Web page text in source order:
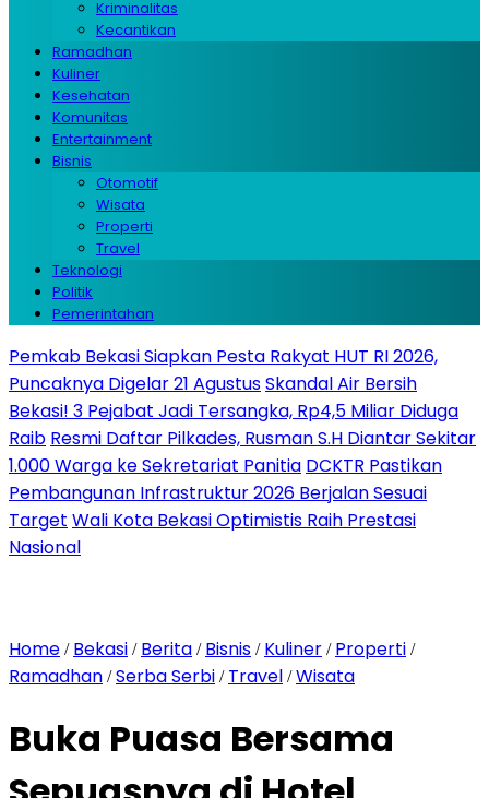
Kriminalitas
Kecantikan
Ramadhan
Kuliner
Kesehatan
Komunitas
Entertainment
Bisnis
Otomotif
Wisata
Properti
Travel
Teknologi
Politik
Pemerintahan
Pemkab Bekasi Siapkan Pesta Rakyat HUT RI 2026,
Puncaknya Digelar 21 AgustusSkandal Air Bersih
Bekasi! 3 Pejabat Jadi Tersangka, Rp4,5 Miliar Diduga
Raib Resmi Daftar Pilkades, Rusman S.H Diantar Sekitar
1.000 Warga ke Sekretariat Panitia DCKTR Pastikan
Pembangunan Infrastruktur 2026 Berjalan Sesuai
Target Wali Kota Bekasi Optimistis Raih Prestasi
Nasional
Home / Bekasi / Berita / Bisnis / Kuliner / Properti /
Ramadhan /Serba Serbi / Travel /Wisata
Buka Puasa Bersama